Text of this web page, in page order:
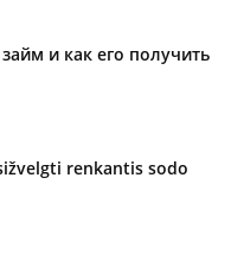
и как его получить
renkantis sodo